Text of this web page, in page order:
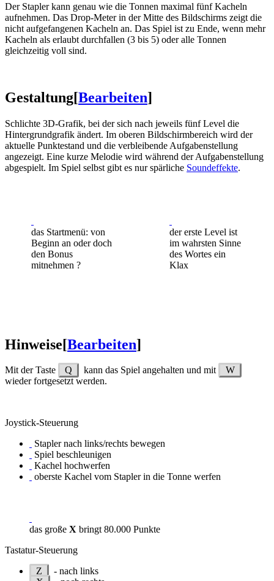
Der Stapler kann genau wie die Tonnen maximal fünf Kacheln
aufnehmen. Das Drop-Meter in der Mitte des Bildschirms zeigt die
nicht aufgefangenen Kacheln an. Das Spiel ist zu Ende, wenn mehr
Kacheln als erlaubt durchfallen (3 bis 5) oder alle Tonnen
gleichzeitig voll sind.
Gestaltung[Bearbeiten]
Schlichte 3D-Grafik, bei der sich nach jeweils fünf Level die
Hintergrundgrafik ändert. Im oberen Bildschirmbereich wird der
aktuelle Punktestand und die verbleibende Aufgabenstellung
angezeigt. Eine kurze Melodie wird während der Aufgabenstellung
abgespielt. Im Spiel selbst gibt es nur spärliche Soundeffekte.
das Startmenü: von
Beginn an oder doch
den Bonus
mitnehmen ?
der erste Level ist
im wahrsten Sinne
des Wortes ein
Klax
Hinweise[Bearbeiten]
Mit der Taste Q kann das Spiel angehalten und mit
W
wieder fortgesetzt werden.
Joystick-Steuerung
Stapler nach links/rechts bewegen
Spiel beschleunigen
Kachel hochwerfen
oberste Kachel vom Stapler in die Tonne werfen
das große X bringt 80.000 Punkte
Tastatur-Steuerung
Z
- nach links